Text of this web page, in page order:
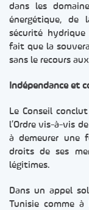
dans les
énergétique, de
sécurité
fait que la
sans le recours
Indépendance et
Le Conseil
l’Ordre vis-à-vis
à demeurer une
droits de ses
légitimes.
Dans un appel
Tunisie comme à